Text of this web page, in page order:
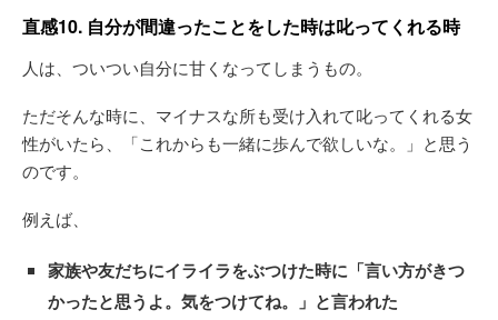
直感10. 自分が間違ったことをした時は叱ってくれる時
人は、ついつい自分に甘くなってしまうもの。
ただそんな時に、マイナスな所も受け入れて叱ってくれる女
性がいたら、「これからも一緒に歩んで欲しいな。」と思う
のです。
例えば、
家族や友だちにイライラをぶつけた時に「言い方がきつ
かったと思うよ。気をつけてね。」と言われた